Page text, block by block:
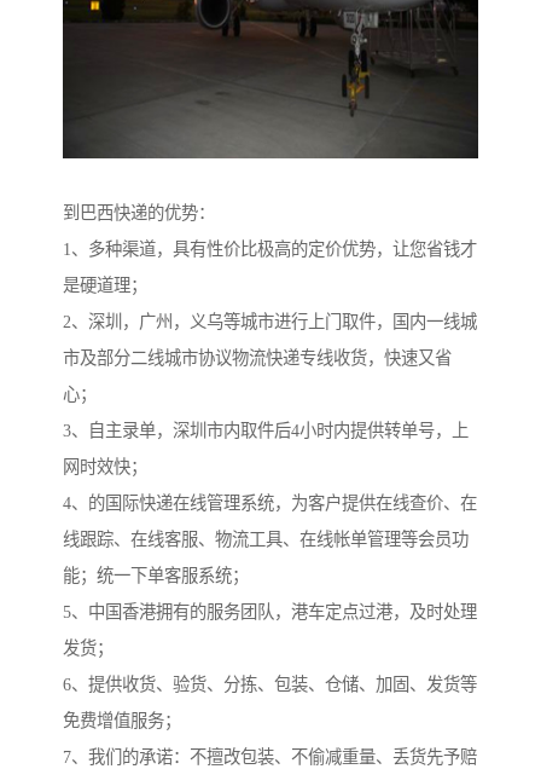
到巴西快递的优势：
1、多种渠道，具有性价比极高的定价优势，让您省钱才
是硬道理；
2、深圳，广州，义乌等城市进行上门取件，国内一线城
市及部分二线城市协议物流快递专线收货，快速又省
心；
3、自主录单，深圳市内取件后4小时内提供转单号，上
网时效快；
4、的国际快递在线管理系统，为客户提供在线查价、在
线跟踪、在线客服、物流工具、在线帐单管理等会员功
能；统一下单客服系统；
5、中国香港拥有的服务团队，港车定点过港，及时处理
发货；
6、提供收货、验货、分拣、包装、仓储、加固、发货等
免费增值服务；
7、我们的承诺：不擅改包装、不偷减重量、丢货先予赔